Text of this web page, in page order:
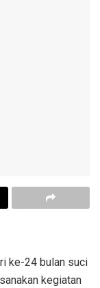
ke-24 bulan suci
kegiatan